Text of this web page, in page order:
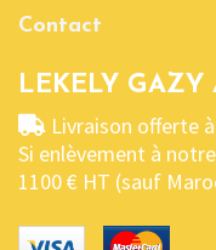
Contact
LEKELY
Livraison offerte
Si enlèvement à
1100 € HT (sauf